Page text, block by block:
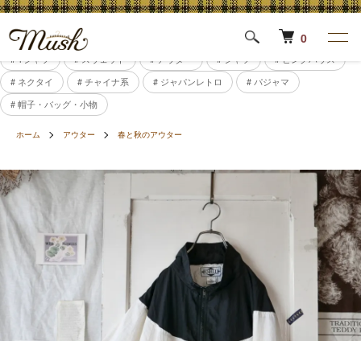
0
# Tシャツ # スウェット # アウター # シャツ
# ピンクハウス
# ネクタイ
# チャイナ系 # ジャパンレトロ
# パジャマ
# 帽子・バッグ・小物
ホーム アウター 春と秋のアウター